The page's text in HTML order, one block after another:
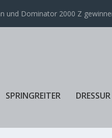
Meadows 2022 für Daniel
SPRINGREITER DRESSUR